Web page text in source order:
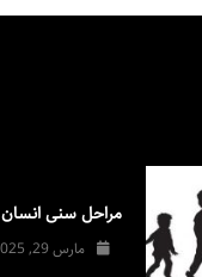
مراحل سنی انسان
مارس 29, 2025